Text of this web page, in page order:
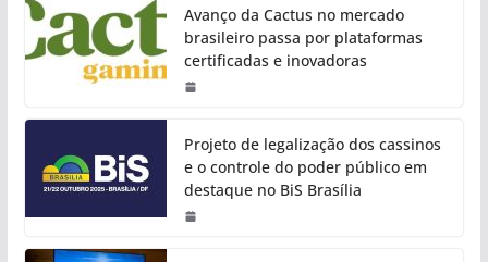
Avanço da Cactus no mercado
brasileiro passa por plataformas
certificadas e inovadoras
Projeto de legalização dos cassinos
e o controle do poder público em
destaque no BiS Brasília